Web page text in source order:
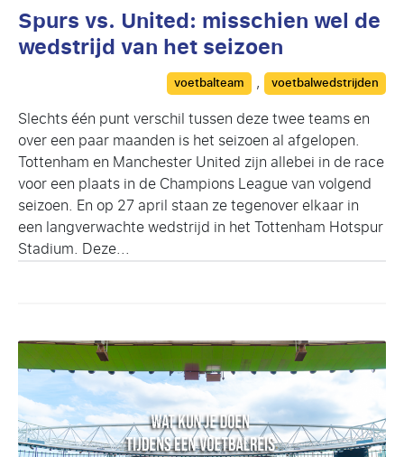
Spurs vs. United: misschien wel de
wedstrijd van het seizoen
Categories
voetbalteam , voetbalwedstrijden
Slechts één punt verschil tussen deze twee teams en
over een paar maanden is het seizoen al afgelopen.
Tottenham en Manchester United zijn allebei in de race
voor een plaats in de Champions League van volgend
seizoen. En op 27 april staan ze tegenover elkaar in
een langverwachte wedstrijd in het Tottenham Hotspur
Stadium. Deze...